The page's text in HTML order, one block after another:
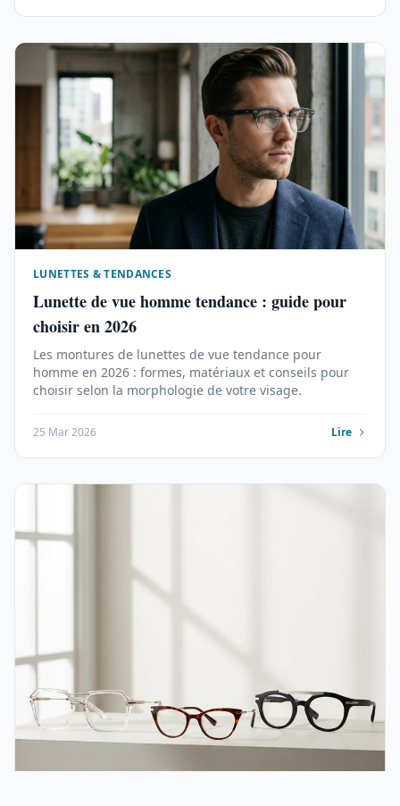
LUNETTES & TENDANCES
Lunette de vue homme tendance : guide pour
choisir en 2026
Les montures de lunettes de vue tendance pour
homme en 2026 : formes, matériaux et conseils pour
choisir selon la morphologie de votre visage.
25 Mar 2026 Lire